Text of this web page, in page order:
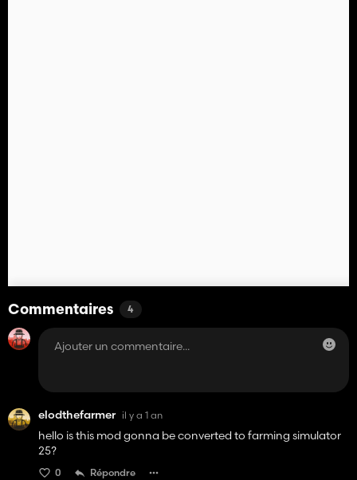
Commentaires 4
elodthefarmer il y a 1 an
hello is this mod gonna be converted to farming simulator
25?
0 Répondre